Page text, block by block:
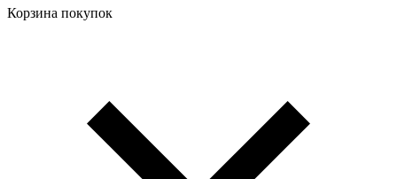
Корзина покупок